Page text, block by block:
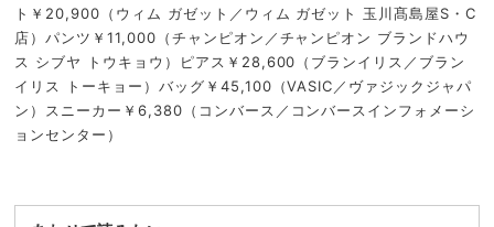
ト￥20,900（ウィム ガゼット／ウィム ガゼット 玉川髙島屋S・C
店）パンツ￥11,000（チャンピオン／チャンピオン ブランドハウ
ス シブヤ トウキョウ）ピアス￥28,600（ブランイリス／ブラン
イリス トーキョー）バッグ￥45,100（VASIC／ヴァジックジャパ
ン）スニーカー￥6,380（コンバース／コンバースインフォメーシ
ョンセンター）